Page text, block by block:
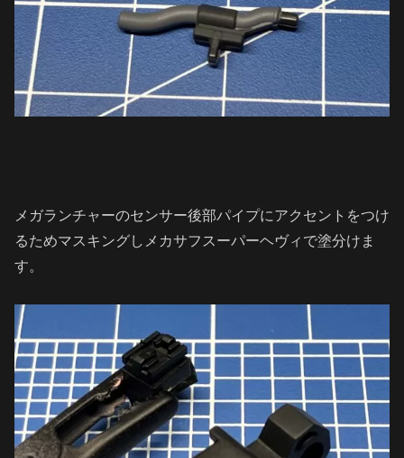
メガランチャーのセンサー後部パイプにアクセントをつけ
るためマスキングしメカサフスーパーヘヴィで塗分けま
す。